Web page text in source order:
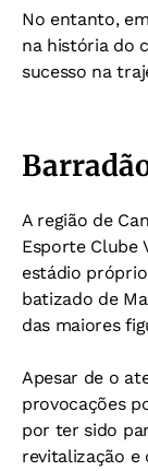
No entanto,
na história do
sucesso na
A região de
Esporte Clube
estádio
batizado de
das maiores
Apesar de o
provocações
por ter sido
revitalização e